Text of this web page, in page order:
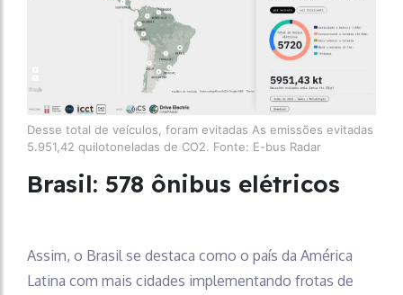
Desse total de veículos, foram evitadas As emissões evitadas
5.951,42 quilotoneladas de CO2. Fonte: E-bus Radar
Brasil: 578 ônibus elétricos
Assim, o Brasil se destaca como o país da América
Latina com mais cidades implementando frotas de